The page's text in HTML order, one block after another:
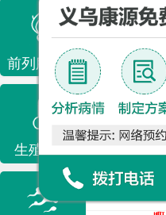
前列腺疾病
前列腺炎
前列腺增生
生殖感染
龟头炎
尿相关
死精